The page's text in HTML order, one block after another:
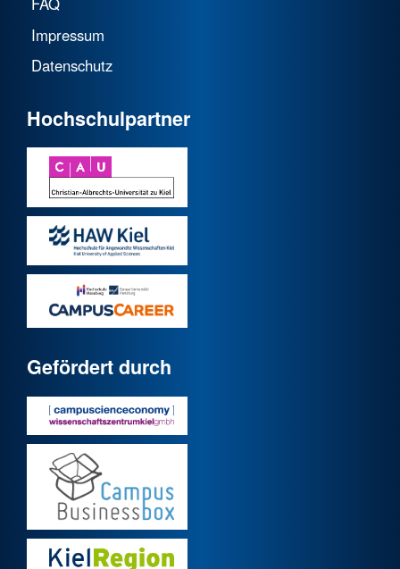
Impressum
Datenschutz
Hochschulpartner
Gefördert durch